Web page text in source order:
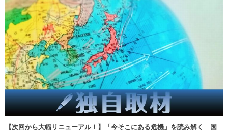
【次回から大幅リニューアル！】「今そこにある危機」を読み解く 国